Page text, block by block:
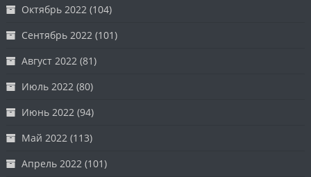
Октябрь 2022 (104)
Сентябрь 2022 (101)
Август 2022 (81)
Июль 2022 (80)
Июнь 2022 (94)
Май 2022 (113)
Апрель 2022 (101)